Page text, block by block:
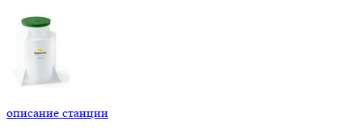
описание станции